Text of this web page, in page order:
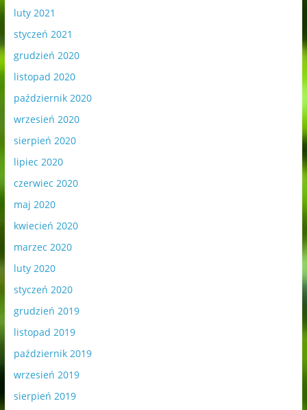
luty 2021
styczeń 2021
grudzień 2020
listopad 2020
październik 2020
wrzesień 2020
sierpień 2020
lipiec 2020
czerwiec 2020
maj 2020
kwiecień 2020
marzec 2020
luty 2020
styczeń 2020
grudzień 2019
listopad 2019
październik 2019
wrzesień 2019
sierpień 2019